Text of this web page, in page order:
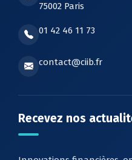
75002 Paris
01 42 46 11 73
contact@ciib.fr
Recevez nos